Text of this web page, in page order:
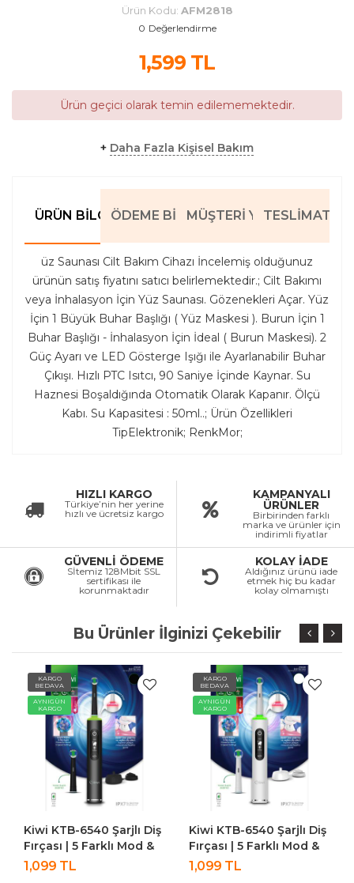
Ürün Kodu: AFM2818
0 Değerlendirme
1,599 TL
Ürün geçici olarak temin edilememektedir.
+ Daha Fazla Kişisel Bakım
ÜRÜN BILGILERIÖDEME BILGILERIMÜŞTERI YORUMLARI
TESLIMAT
üz Saunası Cilt Bakım Cihazı İncelemiş olduğunuz
ürünün satış fiyatını satıcı belirlemektedir.; Cilt Bakımı
veya İnhalasyon İçin Yüz Saunası. Gözenekleri Açar. Yüz
İçin 1 Büyük Buhar Başlığı ( Yüz Maskesi ). Burun İçin 1
Buhar Başlığı - İnhalasyon İçin İdeal ( Burun Maskesi). 2
Güç Ayarı ve LED Gösterge Işığı ile Ayarlanabilir Buhar
Çıkışı. Hızlı PTC Isıtcı, 90 Saniye İçinde Kaynar. Su
Haznesi Boşaldığında Otomatik Olarak Kapanır. Ölçü
Kabı. Su Kapasitesi : 50ml..; Ürün Özellikleri
TipElektronik; RenkMor;
HIZLI KARGO
Türkiye’nin her yerine
hızlı ve ücretsiz kargo
KAMPANYALI
ÜRÜNLER
Birbirinden farklı
marka ve ürünler için
indirimli fiyatlar
GÜVENLİ ÖDEME
Sİtemiz 128Mbit SSL
sertifikası ile
korunmaktadır
KOLAY İADE
Aldığınız ürünü iade
etmek hiç bu kadar
kolay olmamıştı
Bu Ürünler İlginizi Çekebilir
Diş
Mod &
KARGO
BEDAVA
AYNIGÜN
KARGO
Kiwi KTB-6540 Şarjlı Diş
Fırçası | 5 Farklı Mod &
KARGO
BEDAVA
AYNIGÜN
KARGO
Aprilla Ahc-5023
Profesyonel Saç